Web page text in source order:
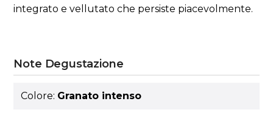
integrato e vellutato che persiste piacevolmente.
Note Degustazione
Colore: Granato intenso